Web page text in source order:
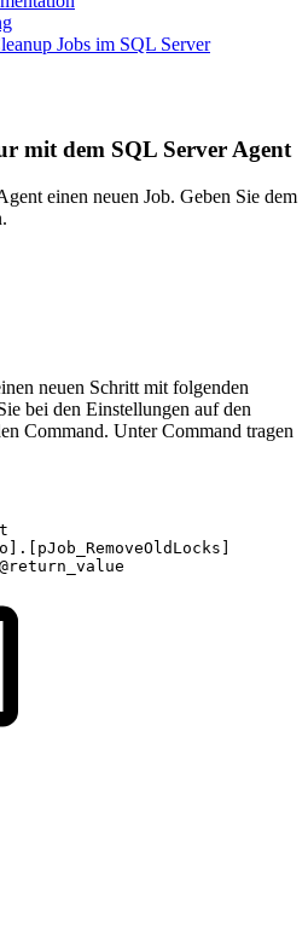
Jobs im SQL Server
mit dem SQL Server Agent
einen neuen Job. Geben Sie dem
neuen Schritt mit folgenden
bei den Einstellungen auf den
Command. Unter Command tragen
] . [ pJob_RemoveOldLocks ]
@return_value